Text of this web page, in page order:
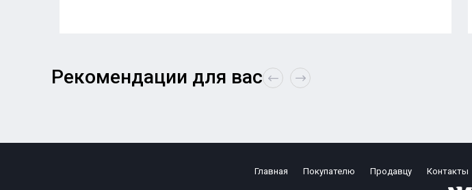
Рекомендации для вас
Главная Покупателю Продавцу Контакты